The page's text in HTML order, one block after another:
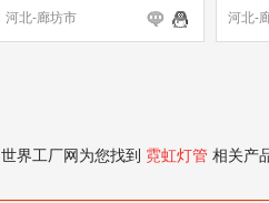
河北-廊坊市
河北-
世界工厂网为您找到 霓虹灯管 相关产